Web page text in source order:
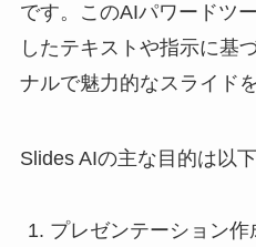
です。このAIパワードツ
したテキストや指示に基
ナルで魅力的なスライド
Slides AIの主な目的は以
プレゼンテーション